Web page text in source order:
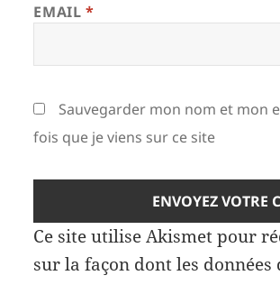
EMAIL*
Sauvegarder mon nom et mon
fois que je viens sur ce site
Ce site utilise Akismet pour
sur la façon dont les